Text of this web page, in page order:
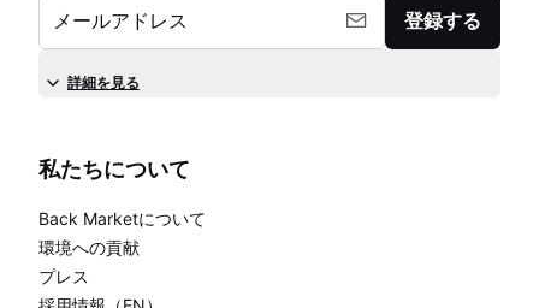
メールアドレス 登録する
詳細を見る
私たちについて
Back Marketについて
環境への貢献
プレス